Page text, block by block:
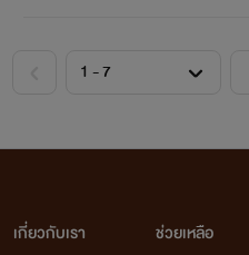
เกี่ยวกับเรา
ช่วยเหลือ